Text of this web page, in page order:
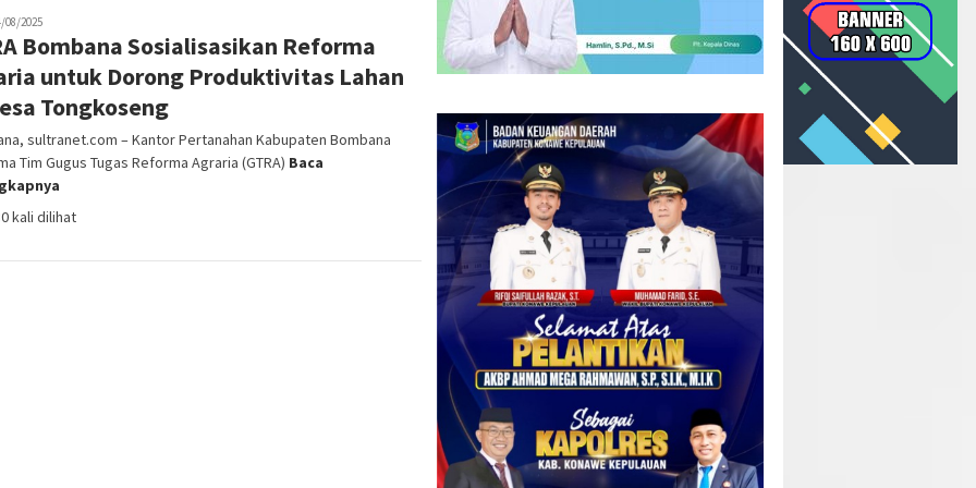
08/2025
Bombana Sosialisasikan Reforma
untuk Dorong Produktivitas Lahan
Tongkoseng
sultranet.com – Kantor Pertanahan Kabupaten Bombana
Tim Gugus Tugas Reforma Agraria (GTRA) Baca
kali dilihat